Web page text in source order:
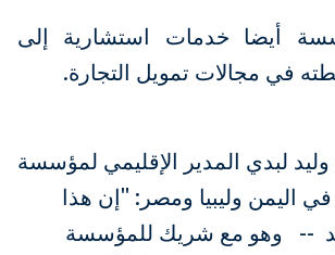
أيضا خدمات استشارية إلى
في مجالات تمويل التجارة.
لبدي المدير الإقليمي لمؤسسة
في اليمن وليبيا ومصر: "إن هذا
-- وهو مع شريك للمؤسسة